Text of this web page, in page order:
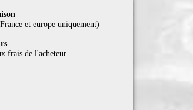
et europe uniquement)
frais de l'acheteur.